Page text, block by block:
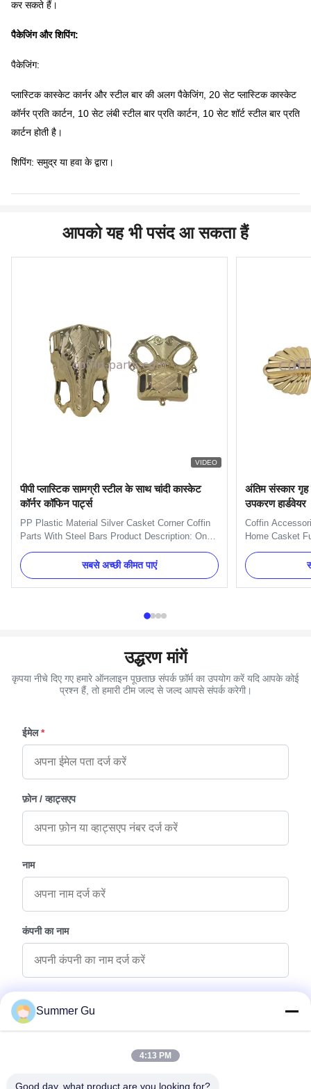
कर सकते हैं।
पैकेजिंग और शिपिंग:
पैकेजिंग:
प्लास्टिक कास्केट कार्नर और स्टील बार की अलग पैकेजिंग, 20 सेट प्लास्टिक कास्केट
कॉर्नर प्रति कार्टन, 10 सेट लंबी स्टील बार प्रति कार्टन, 10 सेट शॉर्ट स्टील बार प्रति
कार्टन होती है।
शिपिंग: समुद्र या हवा के द्वारा।
आपको यह भी पसंद आ सकता हैं
VIDEO
पीपी प्लास्टिक सामग्री स्टील के साथ चांदी कास्केट
कॉर्नर कॉफिन पार्ट्स
PP Plastic Material Silver Casket Corner Coffin
Parts With Steel Bars Product Description: One
set include 4pcs big corners, 8 pcs small lugs,
2pcs 203cm long steel bars and 2pcs 66cmshort
steel bars. 1.Item Name : Model 4# 2.Material :
Plastic(PP,ABS) 3.Color : Gold, silver, copper
सबसे अच्छी कीमत पाएं
अंतिम संस्कार गृह
उपकरण हार्डवेयर
Coffin
Home Casket
Decoration
pattern
side of the
Standard
उद्धरण मांगें
कृपया नीचे दिए गए हमारे ऑनलाइन पूछताछ संपर्क फ़ॉर्म का उपयोग करें यदि आपके कोई
प्रश्न हैं, तो हमारी टीम जल्द से जल्द आपसे संपर्क करेगी।
ईमेल *
फ़ोन / व्हाट्सएप
नाम
कंपनी का नाम
पूछताछ संदेश
Summer Gu
4:13 PM
Good day, what product are you looking for?